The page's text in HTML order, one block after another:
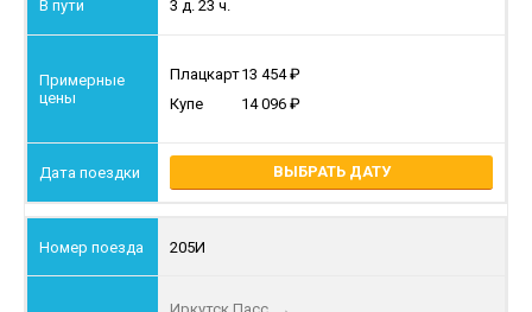
3 д. 23 ч.
Плацкарт13 454
Купе
14 096
ВЫБРАТЬ ДАТУ
205И